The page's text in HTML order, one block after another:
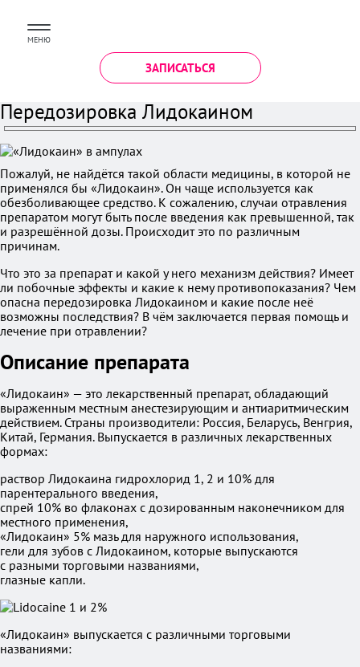
МЕНЮ
ЗАПИСАТЬСЯ
Передозировка Лидокаином
Пожалуй, не найдётся такой области медицины, в которой не
применялся бы «Лидокаин». Он чаще используется как
обезболивающее средство. К сожалению, случаи отравления
препаратом могут быть после введения как превышенной, так
и разрешённой дозы. Происходит это по различным
причинам.
Что это за препарат и какой у него механизм действия? Имеет
ли побочные эффекты и какие к нему противопоказания? Чем
опасна передозировка Лидокаином и какие после неё
возможны последствия? В чём заключается первая помощь и
лечение при отравлении?
Описание препарата
«Лидокаин» — это лекарственный препарат, обладающий
выраженным местным анестезирующим и антиаритмическим
действием. Страны производители: Россия, Беларусь, Венгрия,
Китай, Германия. Выпускается в различных лекарственных
формах:
раствор Лидокаина гидрохлорид 1, 2 и 10% для
парентерального введения,
спрей 10% во флаконах с дозированным наконечником для
местного применения,
«Лидокаин» 5% мазь для наружного использования,
гели для зубов с Лидокаином, которые выпускаются
с разными торговыми названиями,
глазные капли.
«Лидокаин» выпускается c различными торговыми
названиями: